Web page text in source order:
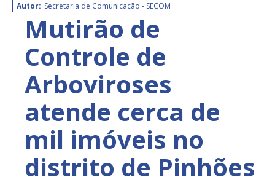
Autor: Secretaria de Comunicação - SECOM
Mutirão de
Controle de
Arboviroses
atende cerca de
mil imóveis no
distrito de Pinhões